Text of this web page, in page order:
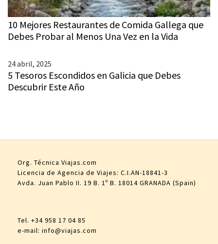
10 Mejores Restaurantes de Comida Gallega que
Debes Probar al Menos Una Vez en la Vida
24 abril, 2025
5 Tesoros Escondidos en Galicia que Debes
Descubrir Este Año
Org. Técnica Viajas.com
Licencia de Agencia de Viajes: C.I.AN-18841-3
Avda. Juan Pablo II. 19 B. 1º B. 18014 GRANADA (Spain)
Tel. +34 958 17 04 85
e-mail: info@viajas.com